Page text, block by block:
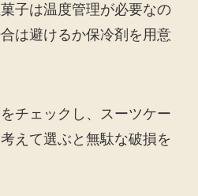
子は温度管理が必要なの
は避けるか保冷剤を用意
チェックし、スーツケー
えて選ぶと無駄な破損を